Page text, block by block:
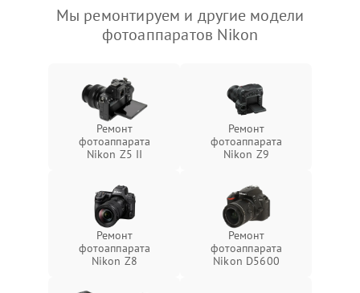
Мы ремонтируем и другие модели
фотоаппаратов Nikon
Ремонт
фотоаппарата
Nikon Z5 II
Ремонт
фотоаппарата
Nikon Z9
Ремонт
фотоаппарата
Nikon Z8
Ремонт
фотоаппарата
Nikon D5600